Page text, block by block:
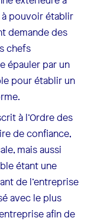
pouvoir établir
demande des
chefs
épauler par un
pour établir un
à l’Ordre des
de confiance,
mais aussi
étant une
de l’entreprise
avec le plus
afin de